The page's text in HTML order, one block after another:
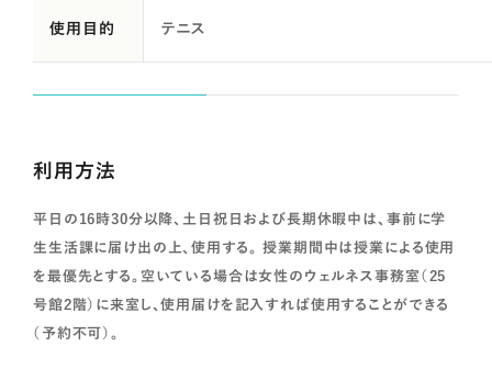
使用目的 テニス
利用方法
平日の16時30分以降、土日祝日および長期休暇中は、事前に学
生生活課に届け出の上、使用する。 授業期間中は授業による使用
を最優先とする。空いている場合は女性のウェルネス事務室（25
号館2階）に来室し、使用届けを記入すれば使用することができる
（予約不可）。